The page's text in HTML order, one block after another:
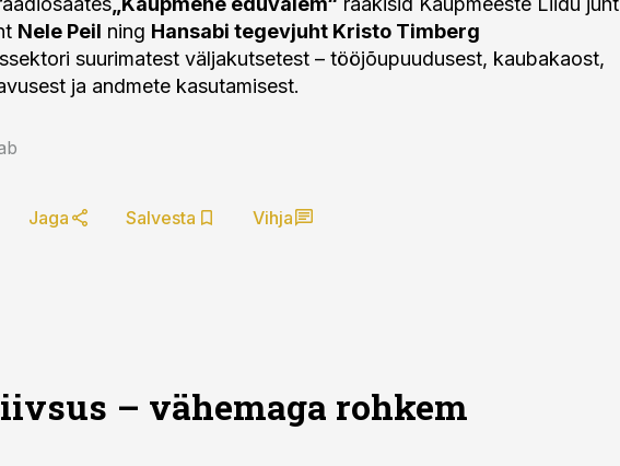
Nele Peil ning Hansabi tegevjuht Kristo Timberg
suurimatest väljakutsetest – tööjõupuudusest, kaubakaost,
ja andmete kasutamisest.
Jaga Salvesta Vihja
– vähemaga rohkem